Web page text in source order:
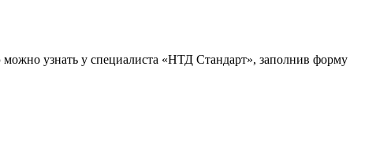
узнать у специалиста «НТД Стандарт», заполнив форму